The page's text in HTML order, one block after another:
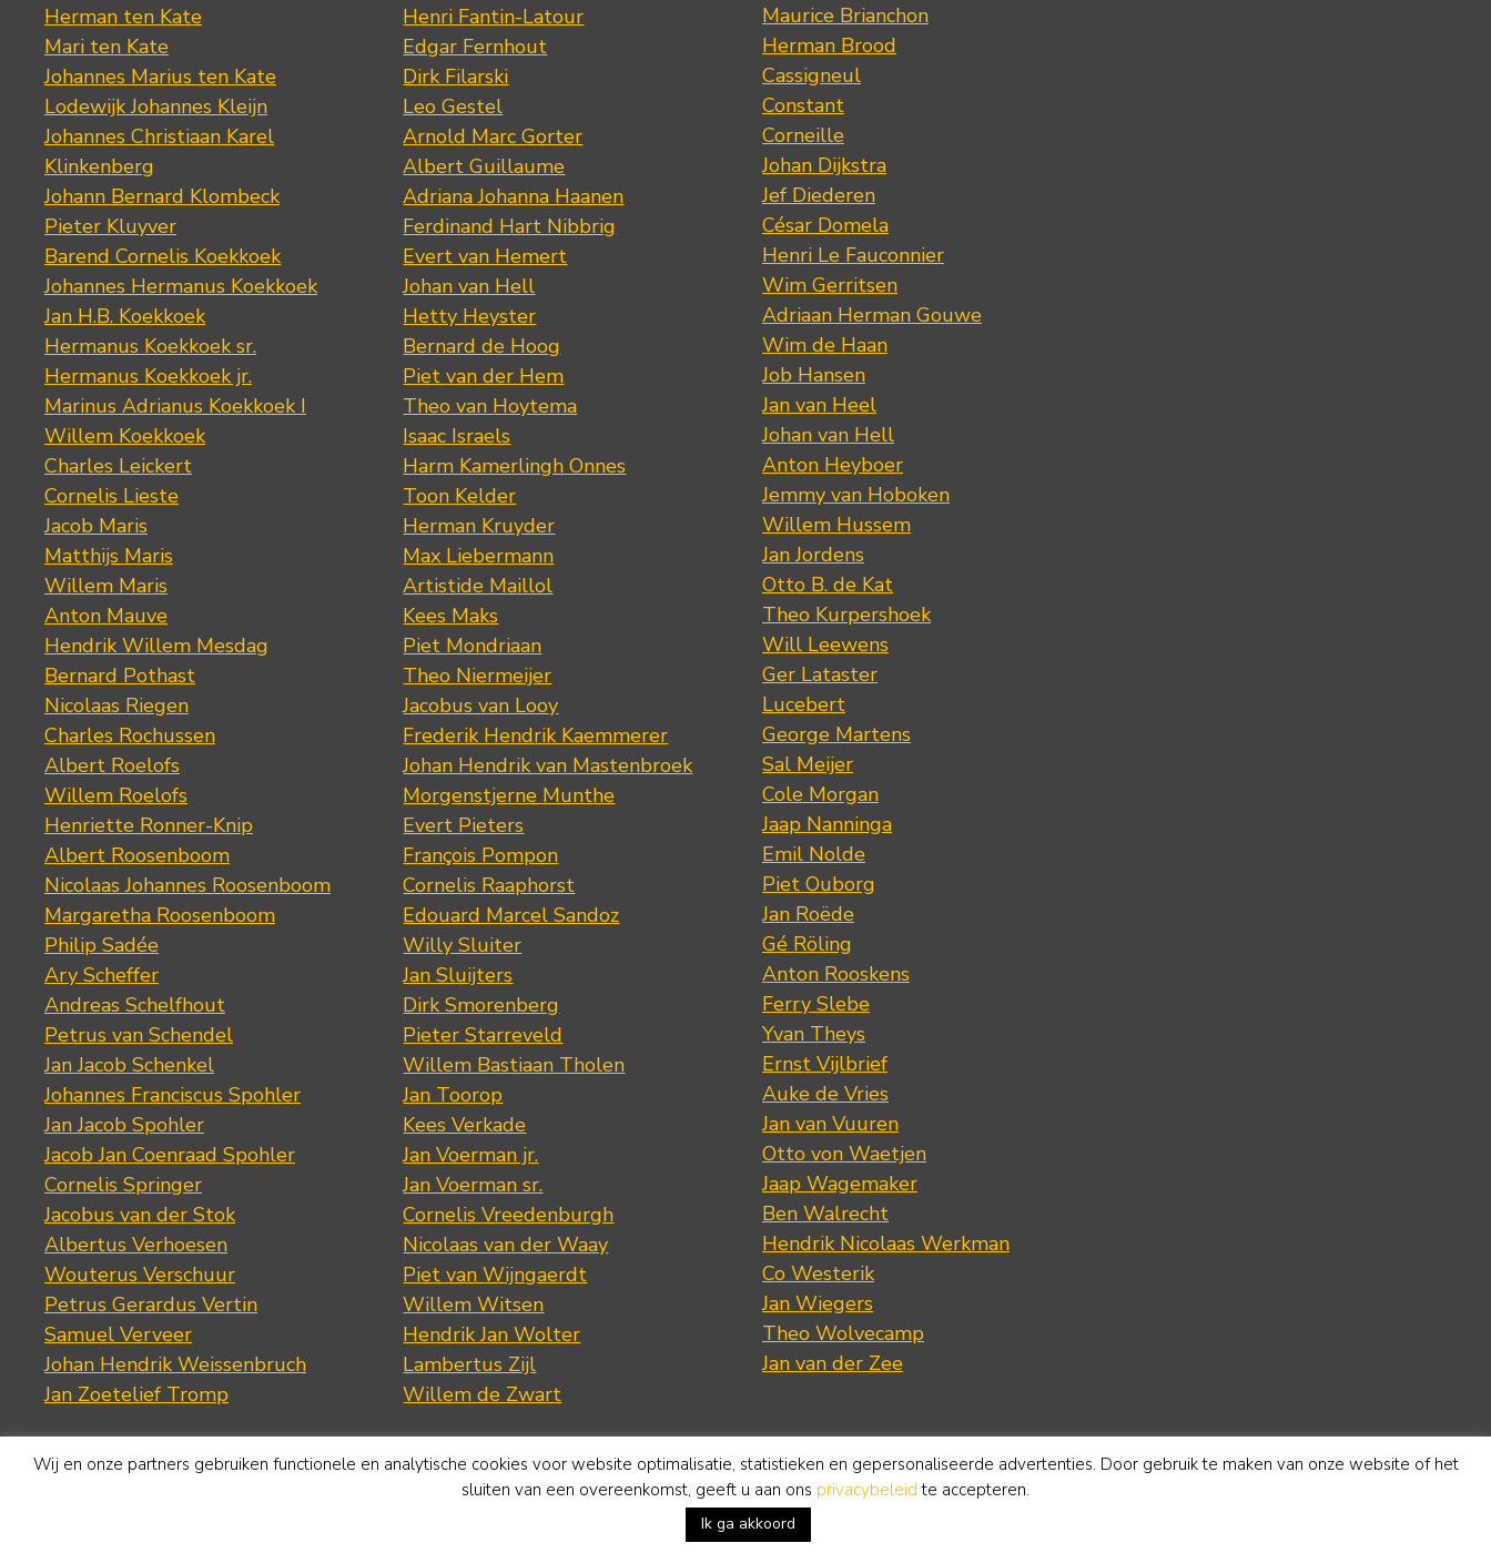
Herman ten Kate
Mari ten Kate
Johannes Marius ten Kate
Lodewijk Johannes Kleijn
Johannes Christiaan Karel
Klinkenberg
Johann Bernard Klombeck
Pieter Kluyver
Barend Cornelis Koekkoek
Johannes Hermanus Koekkoek
Jan H.B. Koekkoek
Hermanus Koekkoek sr.
Hermanus Koekkoek jr.
Marinus Adrianus Koekkoek I
Willem Koekkoek
Charles Leickert
Cornelis Lieste
Jacob Maris
Matthijs Maris
Willem Maris
Anton Mauve
Hendrik Willem Mesdag
Bernard Pothast
Nicolaas Riegen
Charles Rochussen
Albert Roelofs
Willem Roelofs
Henriette Ronner-Knip
Albert Roosenboom
Nicolaas Johannes Roosenboom
Margaretha Roosenboom
Philip Sadée
Ary Scheffer
Andreas Schelfhout
Petrus van Schendel
Jan Jacob Schenkel
Johannes Franciscus Spohler
Jan Jacob Spohler
Jacob Jan Coenraad Spohler
Cornelis Springer
Jacobus van der Stok
Albertus Verhoesen
Wouterus Verschuur
Petrus Gerardus Vertin
Samuel Verveer
Johan Hendrik Weissenbruch
Jan Zoetelief Tromp
Henri Fantin-Latour
Edgar Fernhout
Dirk Filarski
Leo Gestel
Arnold Marc Gorter
Albert Guillaume
Adriana Johanna Haanen
Ferdinand Hart Nibbrig
Evert van Hemert
Johan van Hell
Hetty Heyster
Bernard de Hoog
Piet van der Hem
Theo van Hoytema
Isaac Israels
Harm Kamerlingh Onnes
Toon Kelder
Herman Kruyder
Max Liebermann
Artistide Maillol
Kees Maks
Piet Mondriaan
Theo Niermeijer
Jacobus van Looy
Frederik Hendrik Kaemmerer
Johan Hendrik van Mastenbroek
Morgenstjerne Munthe
Evert Pieters
François Pompon
Cornelis Raaphorst
Edouard Marcel Sandoz
Willy Sluiter
Jan Sluijters
Dirk Smorenberg
Pieter Starreveld
Willem Bastiaan Tholen
Jan Toorop
Kees Verkade
Jan Voerman jr.
Jan Voerman sr.
Cornelis Vreedenburgh
Nicolaas van der Waay
Piet van Wijngaerdt
Willem Witsen
Hendrik Jan Wolter
Lambertus Zijl
Willem de Zwart
Maurice Brianchon
Herman Brood
Cassigneul
Constant
Corneille
Johan Dijkstra
Jef Diederen
César Domela
Henri Le Fauconnier
Wim Gerritsen
Adriaan Herman Gouwe
Wim de Haan
Job Hansen
Jan van Heel
Johan van Hell
Anton Heyboer
Jemmy van Hoboken
Willem Hussem
Jan Jordens
Otto B. de Kat
Theo Kurpershoek
Will Leewens
Ger Lataster
Lucebert
George Martens
Sal Meijer
Cole Morgan
Jaap Nanninga
Emil Nolde
Piet Ouborg
Jan Roëde
Gé Röling
Anton Rooskens
Ferry Slebe
Yvan Theys
Ernst Vijlbrief
Auke de Vries
Jan van Vuuren
Otto von Waetjen
Jaap Wagemaker
Ben Walrecht
Hendrik Nicolaas Werkman
Co Westerik
Jan Wiegers
Theo Wolvecamp
Jan van der Zee
Wij en onze partners gebruiken functionele en analytische cookies voor website optimalisatie, statistieken en gepersonaliseerde advertenties. Door gebruik te maken van onze website of het
sluiten van een overeenkomst, geeft u aan ons privacybeleid te accepteren.
Ik ga akkoord